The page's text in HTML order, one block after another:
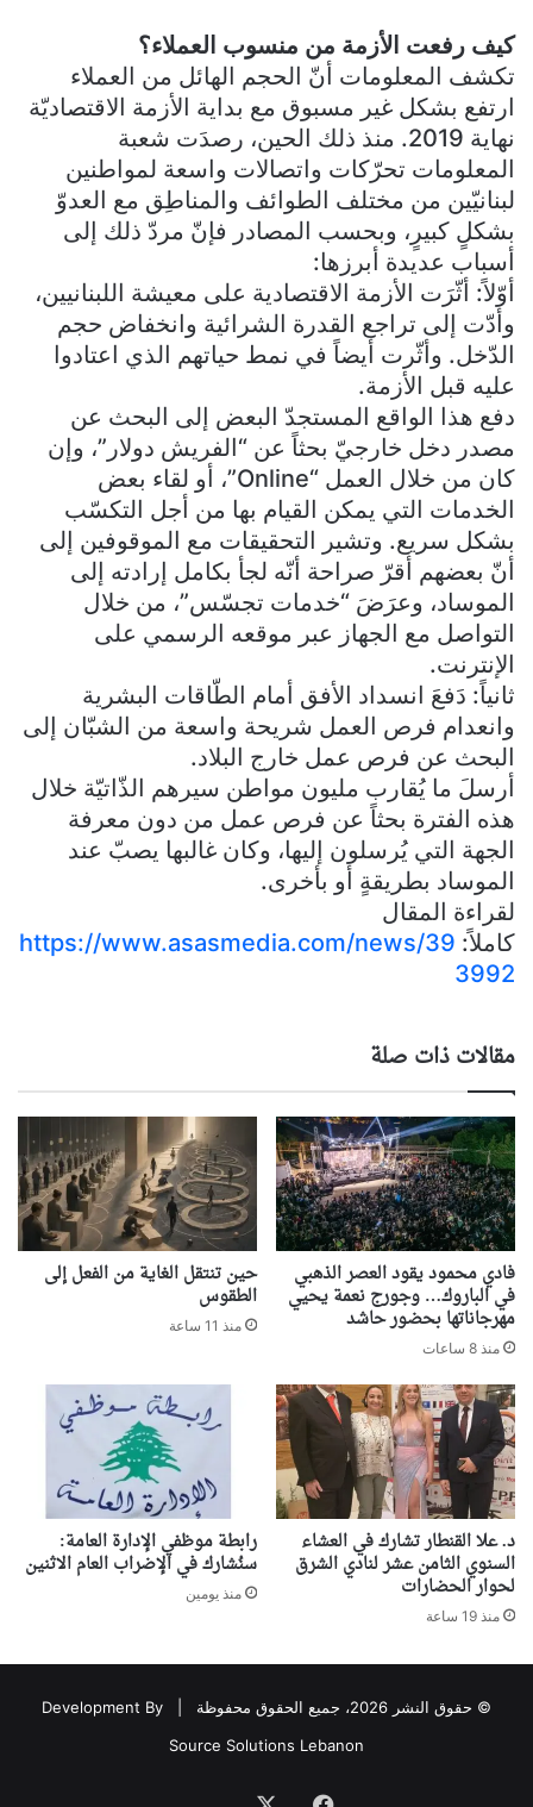
كيف رفعت الأزمة من منسوب العملاء؟
تكشف المعلومات أنّ الحجم الهائل من العملاء
ارتفع بشكل غير مسبوق مع بداية الأزمة الاقتصاديّة
نهاية 2019. منذ ذلك الحين، رصدَت شعبة
المعلومات تحرّكات واتصالات واسعة لمواطنين
لبنانيّين من مختلف الطوائف والمناطِق مع العدوّ
بشكلٍ كبيرٍ، وبحسب المصادر فإنّ مردّ ذلك إلى
أسباب عديدة أبرزها:
أوّلاً: أثّرَت الأزمة الاقتصادية على معيشة اللبنانيين،
وأدّت إلى تراجع القدرة الشرائية وانخفاض حجم
الدّخل. وأثّرت أيضاً في نمط حياتهم الذي اعتادوا
عليه قبل الأزمة.
دفع هذا الواقع المستجدّ البعض إلى البحث عن
مصدر دخل خارجيّ بحثاً عن “الفريش دولار”، وإن
كان من خلال العمل “Online”، أو لقاء بعض
الخدمات التي يمكن القيام بها من أجل التكسّب
بشكل سريع. وتشير التحقيقات مع الموقوفين إلى
أنّ بعضهم أقرّ صراحة أنّه لجأ بكامل إرادته إلى
الموساد، وعرَضَ “خدمات تجسّس”، من خلال
التواصل مع الجهاز عبر موقعه الرسمي على
الإنترنت.
ثانياً: دَفعَ انسداد الأفق أمام الطّاقات البشرية
وانعدام فرص العمل شريحة واسعة من الشبّان إلى
البحث عن فرص عمل خارج البلاد.
أرسلَ ما يُقارب مليون مواطن سيرهم الذّاتيّة خلال
هذه الفترة بحثاً عن فرص عمل من دون معرفة
الجهة التي يُرسلون إليها، وكان غالبها يصبّ عند
الموساد بطريقةٍ أو بأخرى.
لقراءة المقال
كاملاً: https://www.asasmedia.com/news/39
3992
مقالات ذات صلة
فادي محمود يقود العصر الذهبي
في الباروك… وجورج نعمة يحيي
مهرجاناتها بحضور حاشد
منذ 8 ساعات
حين تنتقل الغاية من الفعل إلى
الطقوس
منذ 11 ساعة
د. علا القنطار تشارك في العشاء
السنوي الثامن عشر لنادي الشرق
لحوار الحضارات
منذ 19 ساعة
رابطة موظفي الإدارة العامة:
سنُشارك في الإضراب العام الاثنين
منذ يومين
© حقوق النشر 2026، جميع الحقوق محفوظة |
Development By
Source Solutions Lebanon